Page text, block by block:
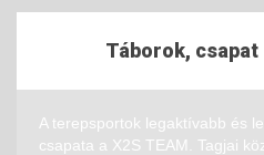
Táborok, csapat
A terepsportok legaktívabb és
csapata a X2S TEAM. Tagjai